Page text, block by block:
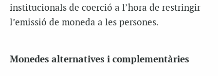
institucionals de coerció a l’hora de restringir
l’emissió de moneda a les persones.
Monedes alternatives i complementàries